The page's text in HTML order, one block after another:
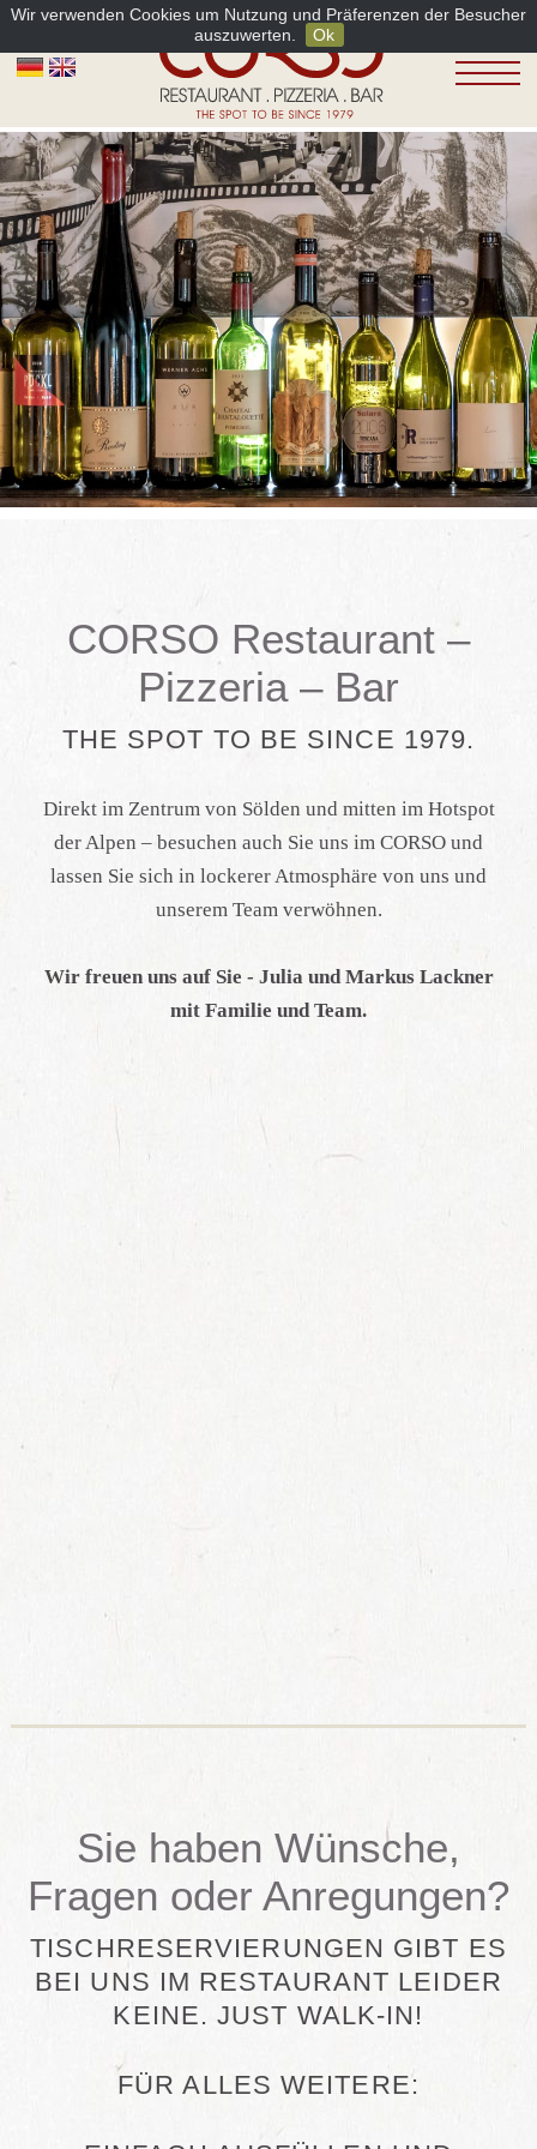
Wir verwenden Cookies um Nutzung und Präferenzen der Besucher
auszuwerten.
Ok
CORSO Restaurant –
Pizzeria – Bar
THE SPOT TO BE SINCE 1979.
Direkt im Zentrum von Sölden und mitten im Hotspot
der Alpen – besuchen auch Sie uns im CORSO und
lassen Sie sich in lockerer Atmosphäre von uns und
unserem Team verwöhnen.
Wir freuen uns auf Sie - Julia und Markus Lackner
mit Familie und Team.
Sie haben Wünsche,
Fragen oder Anregungen?
TISCHRESERVIERUNGEN GIBT ES
BEI UNS IM RESTAURANT LEIDER
KEINE. JUST WALK-IN!
FÜR ALLES WEITERE: